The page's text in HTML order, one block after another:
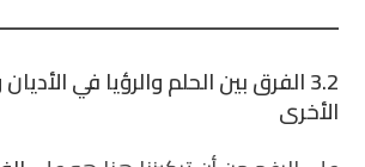
3.2 الفرق بين الحلم والرؤيا في
الأخرى